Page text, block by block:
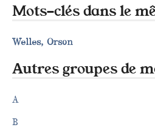
Mots-clés dans le
Welles, Orson
Autres groupes de
A
B